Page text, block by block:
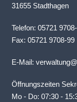
31655 Stadthagen
Telefon: 05721
Fax: 05721 9708-99
E-Mail:
Öffnungszeiten
Mo - Do: 07:30 -